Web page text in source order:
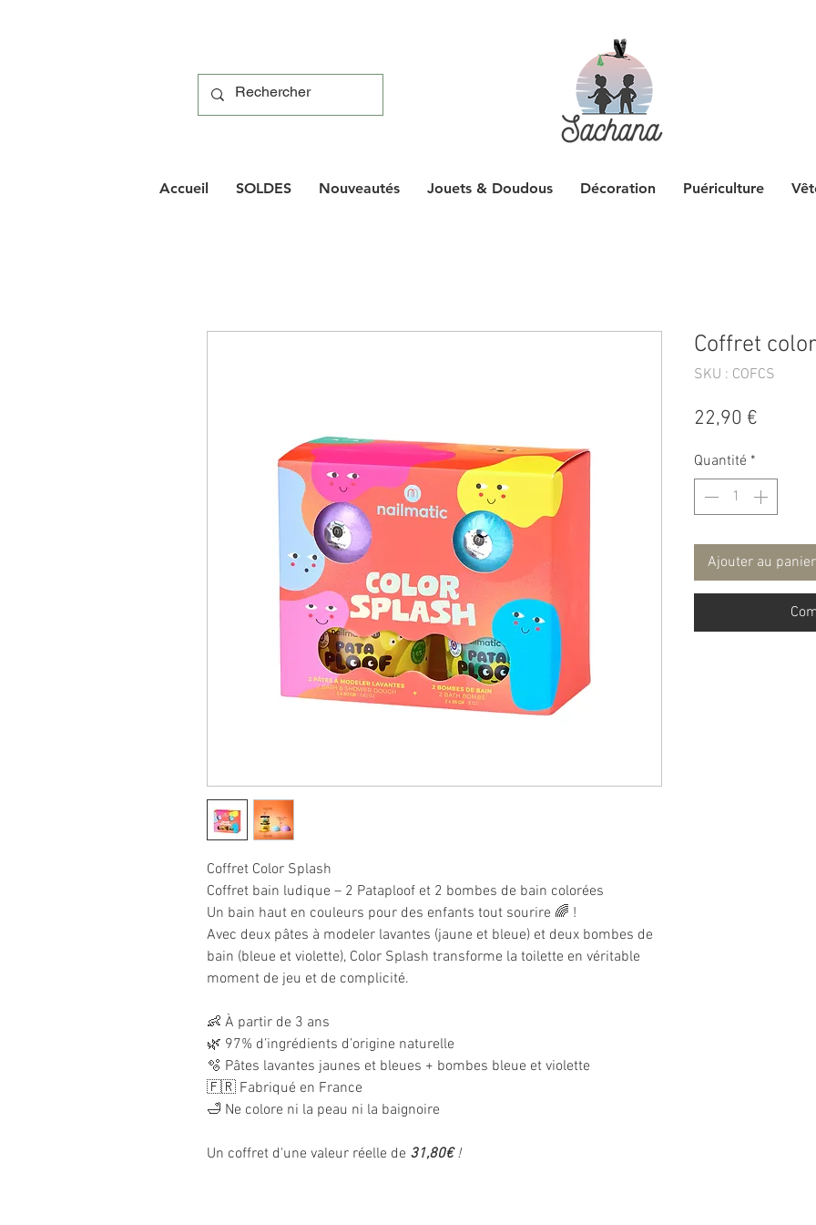
Accueil SOLDES Nouveautés Jouets & Doudous Décoration Puériculture
Coffret Color Splash
Coffret bain ludique – 2 Pataploof et 2 bombes de bain colorées
Un bain haut en couleurs pour des enfants tout sourire 🌈 !
Avec deux pâtes à modeler lavantes (jaune et bleue) et deux bombes de
bain (bleue et violette), Color Splash transforme la toilette en véritable
moment de jeu et de complicité.
👶 À partir de 3 ans
🌿 97% d’ingrédients d’origine naturelle
🫧 Pâtes lavantes jaunes et bleues + bombes bleue et violette
🇫🇷 Fabriqué en France
🛁 Ne colore ni la peau ni la baignoire
Un coffret d'une valeur réelle de 31,80€!
Coffret
SKU : COFCS
22,90 €
Quantité *
Ajouter au panier